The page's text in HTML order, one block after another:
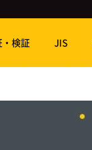
・検証 JIS